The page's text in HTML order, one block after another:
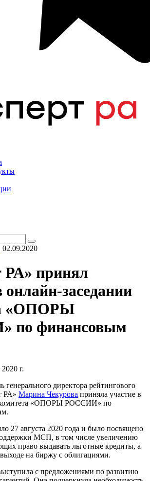
02.09.2020
РА» принял
онлайн-заседании
«ОПОРЫ
по финансовым
г.
генерального директора рейтингового
РА» Марина Чекурова приняла участие в
комитета «ОПОРЫ РОССИИ» по
27 августа 2020 года и было посвящено
МСП, в том числе увеличению
право выдавать льготные кредиты, а
на биржу с облигациями.
с предложениями по развитию